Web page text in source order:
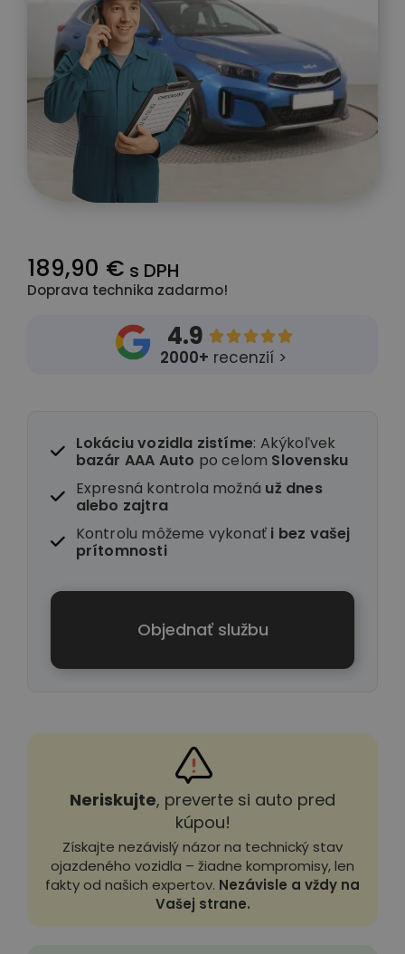
189,90 € s DPH
Doprava technika zadarmo!
4.9 
2000+ recenzií >
Lokáciu vozidla zistíme: Akýkoľvek
bazár AAA Auto po celom Slovensku
Expresná kontrola možná už dnes
alebo zajtra
Kontrolu môžeme vykonať i bez vašej
prítomnosti
Objednať službu
Neriskujte, preverte si auto pred
kúpou!
Získajte nezávislý názor na technický stav
ojazdeného vozidla – žiadne kompromisy, len
fakty od našich expertov. Nezávisle a vždy na
Vašej strane.